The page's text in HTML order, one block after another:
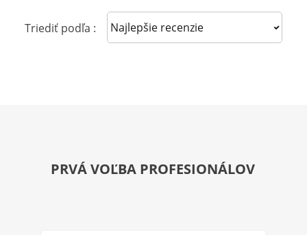
Triediť podľa : Sort reviews
PRVÁ VOĽBA PROFESIONÁLOV